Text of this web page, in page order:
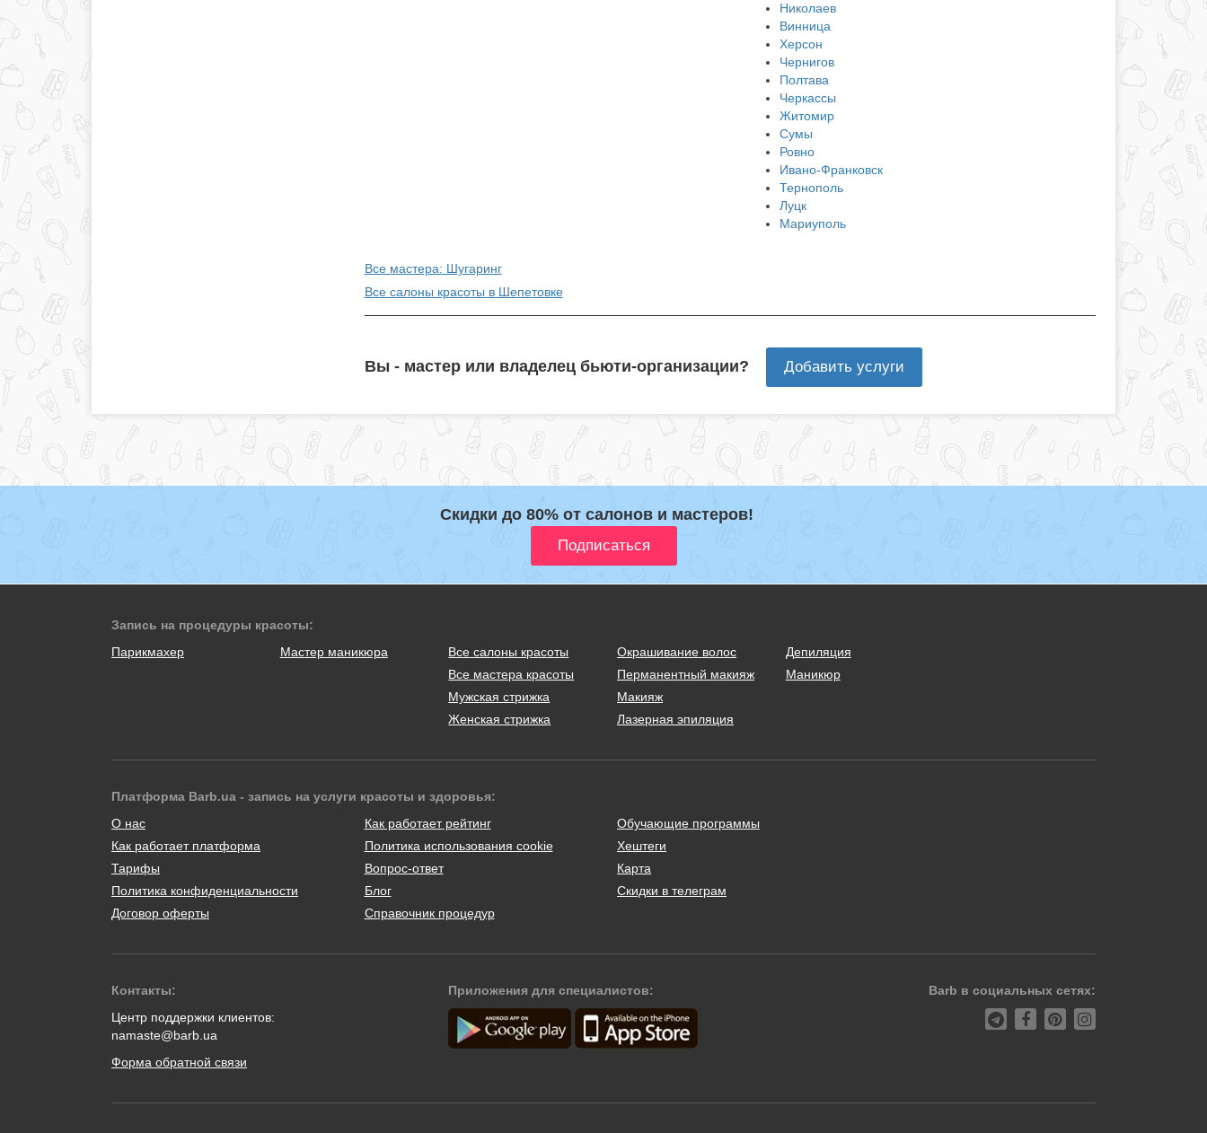
Николаев
Винница
Херсон
Чернигов
Полтава
Черкассы
Житомир
Сумы
Ровно
Ивано-Франковск
Тернополь
Луцк
Мариуполь
Все мастера: Шугаринг
Все салоны красоты в Шепетовке
Вы - мастер или владелец бьюти-организации? Добавить услуги
Скидки до 80% от салонов и мастеров!
Запись на процедуры красоты:
Парикмахер
Мастер маникюра
Все салоны красоты
Все мастера красоты
Мужская стрижка
Женская стрижка
Окрашивание волос
Перманентный макияж
Макияж
Лазерная эпиляция
Депиляция
Маникюр
Платформа Barb.ua - запись на услуги красоты и здоровья:
О нас
Как работает платформа
Тарифы
Политика конфиденциальности
Договор оферты
Как работает рейтинг
Политика использования cookie
Вопрос-ответ
Блог
Справочник процедур
Обучающие программы
Хештеги
Карта
Скидки в телеграм
Контакты:
Центр поддержки клиентов:
namaste@barb.ua
Форма обратной связи
Приложения для специалистов: Barb в социальных сетях: